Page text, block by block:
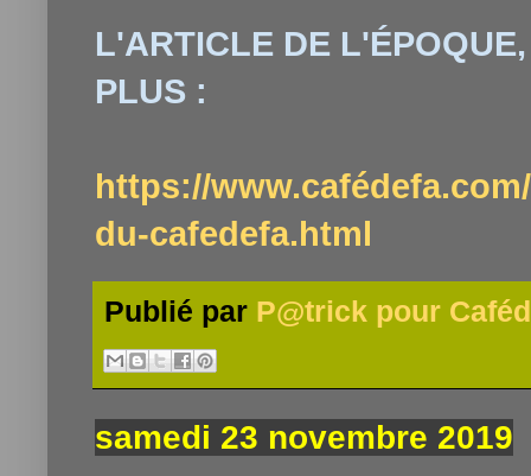
L'ARTICLE DE
PLUS :
https://
du-cafedefa.html
Publié par P@trick pour
samedi 23 novembre 2019